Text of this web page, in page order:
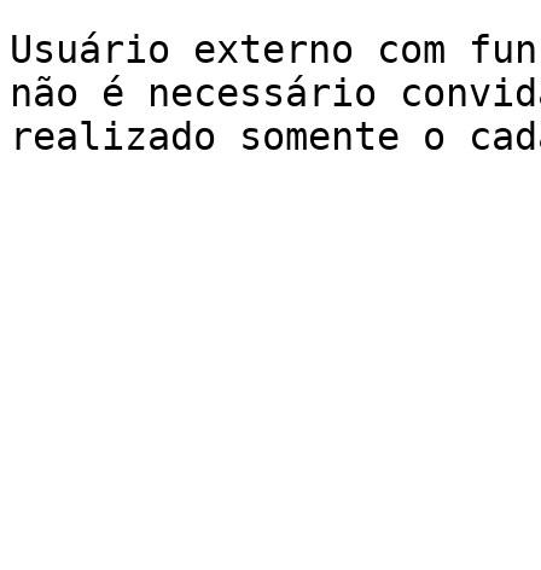
Usuário externo com
não é necessário